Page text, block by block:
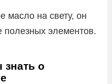
масло на свету, он
полезных элементов.
о